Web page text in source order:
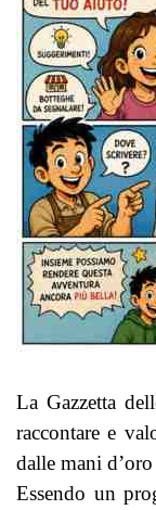
La Gazzetta
raccontare e
dalle mani
Essendo un